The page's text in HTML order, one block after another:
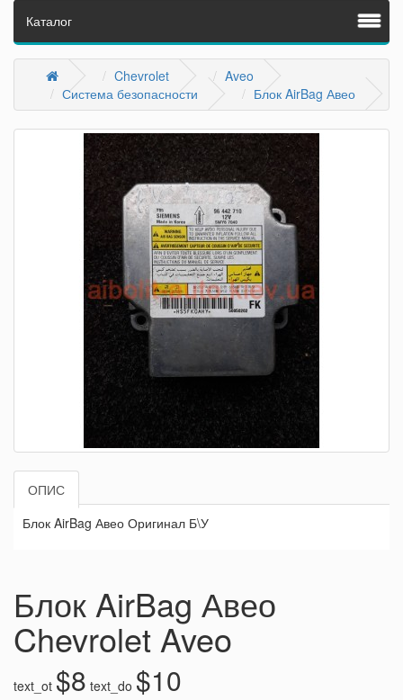
Каталог
Chevrolet
Aveo
Система безопасности
Блок AirBag Авео
ОПИС
Блок AirBag Авео Оригинал Б\У
Блок AirBag Авео
Chevrolet Aveo
text_ot $8 text_do $10